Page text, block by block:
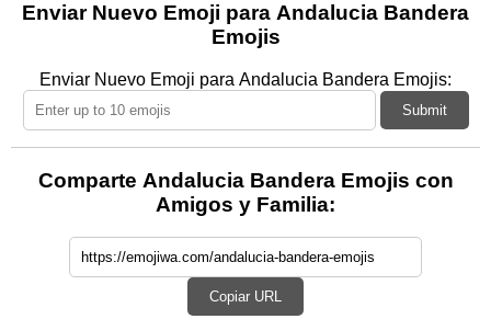
Enviar Nuevo Emoji para Andalucia Bandera
Emojis
Enviar Nuevo Emoji para Andalucia Bandera Emojis:
Submit
Comparte Andalucia Bandera Emojis con
Amigos y Familia:
Copiar URL